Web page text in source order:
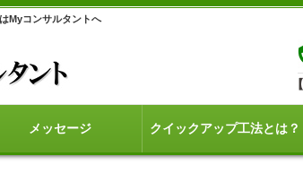
Myコンサルタントへ
メッセージ クイックアップ工法とは？